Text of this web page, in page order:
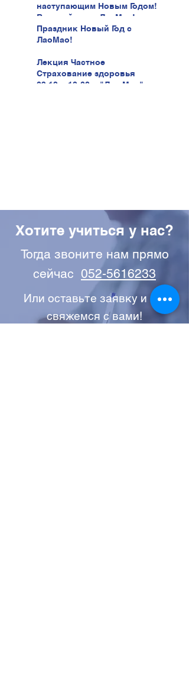
наступающим Новым Годом!
В новый год с ЛаоМао!
Праздник Новый Год с
ЛаоМао!
Лекция Частное
Страхование здоровья
03.12 в 18:00 в "Лао Мао" ул.
Хотите учиться у нас?
Тогда звоните нам прямо
сейчас 052-5616233
Или оставьте заявку и мы
свяжемся с вами!